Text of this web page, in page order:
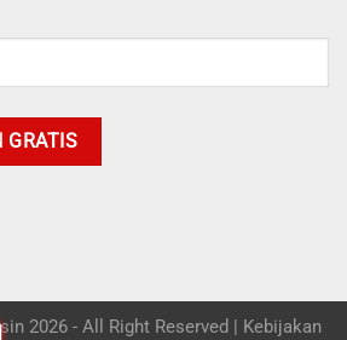
2026 - All Right Reserved | Kebijakan